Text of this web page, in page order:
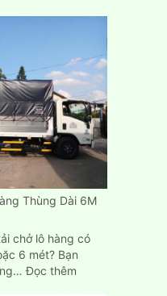
Thùng Dài 6M
chở lô hàng có
6 mét? Bạn
Đọc thêm: